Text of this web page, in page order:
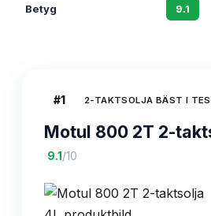
Betyg 9.1
#1 2-TAKTSOLJA BÄST I
Motul 800 2T 2-
·9.1 /10